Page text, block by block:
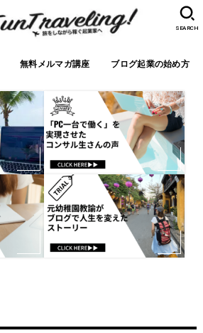
無料メルマガ講座 ブログ起業の始め方
SEARCH